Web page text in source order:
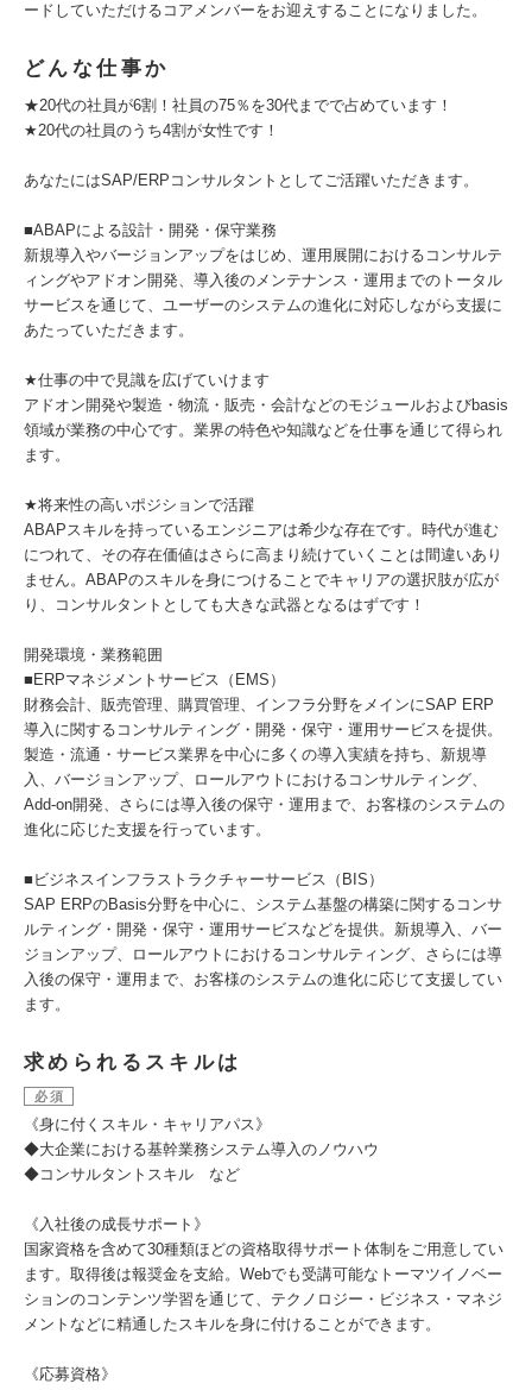
ードしていただけるコアメンバーをお迎えすることになりました。
どんな仕事か
★20代の社員が6割！社員の75％を30代までで占めています！
★20代の社員のうち4割が女性です！
あなたにはSAP/ERPコンサルタントとしてご活躍いただきます。
■ABAPによる設計・開発・保守業務
新規導入やバージョンアップをはじめ、運用展開におけるコンサルテ
ィングやアドオン開発、導入後のメンテナンス・運用までのトータル
サービスを通じて、ユーザーのシステムの進化に対応しながら支援に
あたっていただきます。
★仕事の中で見識を広げていけます
アドオン開発や製造・物流・販売・会計などのモジュールおよびbasis
領域が業務の中心です。業界の特色や知識などを仕事を通じて得られ
ます。
★将来性の高いポジションで活躍
ABAPスキルを持っているエンジニアは希少な存在です。時代が進む
につれて、その存在価値はさらに高まり続けていくことは間違いあり
ません。ABAPのスキルを身につけることでキャリアの選択肢が広が
り、コンサルタントとしても大きな武器となるはずです！
開発環境・業務範囲
■ERPマネジメントサービス（EMS）
財務会計、販売管理、購買管理、インフラ分野をメインにSAP ERP
導入に関するコンサルティング・開発・保守・運用サービスを提供。
製造・流通・サービス業界を中心に多くの導入実績を持ち、新規導
入、バージョンアップ、ロールアウトにおけるコンサルティング、
Add-on開発、さらには導入後の保守・運用まで、お客様のシステムの
進化に応じた支援を行っています。
■ビジネスインフラストラクチャーサービス（BIS）
SAP ERPのBasis分野を中心に、システム基盤の構築に関するコンサ
ルティング・開発・保守・運用サービスなどを提供。新規導入、バー
ジョンアップ、ロールアウトにおけるコンサルティング、さらには導
入後の保守・運用まで、お客様のシステムの進化に応じて支援してい
ます。
求められるスキルは
必須
《身に付くスキル・キャリアパス》
◆大企業における基幹業務システム導入のノウハウ
◆コンサルタントスキル など
《入社後の成長サポート》
国家資格を含めて30種類ほどの資格取得サポート体制をご用意してい
ます。取得後は報奨金を支給。Webでも受講可能なトーマツイノベー
ションのコンテンツ学習を通じて、テクノロジー・ビジネス・マネジ
メントなどに精通したスキルを身に付けることができます。
《応募資格》